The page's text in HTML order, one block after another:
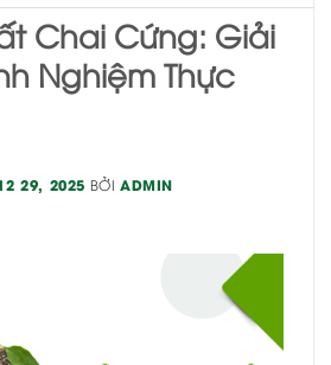
Chai Cứng: Giải
Nghiệm Thực
29, 2025 BỞI ADMIN